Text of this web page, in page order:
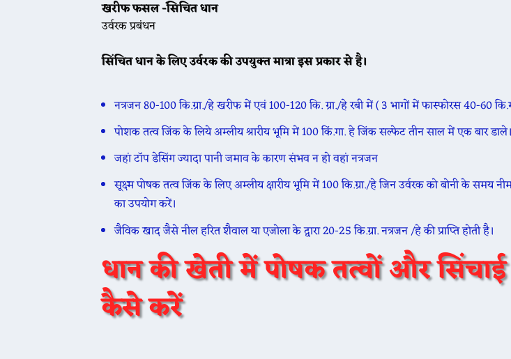
खरीफ फसल -ंसिचित धान
उर्वरक प्रबंधन
सिंचित धान के लिए उर्वरक की उपयुक्त मात्रा इस प्रकार से है।
नत्रजन 80-100 कि.ग्रा./हे खरीफ में एवं 100-120 कि. ग्रा./हे रबी में ( 3 भागों में फास्फोरस 40-60
पोशक तत्व जिंक के लिये अम्लीय श्रारीय भूमि में 100 किं.गा. हे जिंक सल्फेट तीन साल में एक बार डाले।
जहां टॉप डेसिंग ज्यादा पानी जमाव के कारण संभव न हो वहां नत्रजन
सूक्ष्म पोषक तत्व जिंक के लिए अम्लीय क्षारीय भूमि में 100 कि.ग्रा./हे जिन उर्वरक को बोनी के समय
का उपयोग करें।
जैविक खाद जैसे नील हरित शैवाल या एजोला के द्वारा 20-25 कि.ग्रा. नत्रजन /हे की प्राप्ति होती है।
धान की खेती में पोषक तत्वों और सिंचाई
कैसे करें
🌾 आज 20 मई के भाव
🌾 आज 20 मई ग्वार के